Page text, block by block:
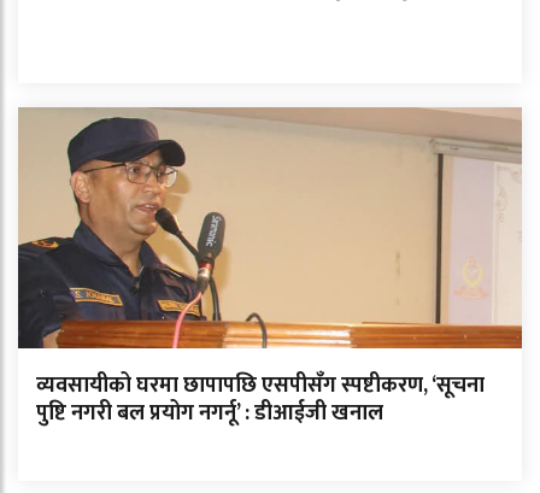
व्यवसायीको घरमा छापापछि एसपीसँग स्पष्टीकरण, ‘सूचना
पुष्टि नगरी बल प्रयोग नगर्नू’ : डीआईजी खनाल